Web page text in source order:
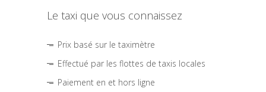
Le taxi que vous connaissez
Prix basé sur le taximètre
Effectué par les flottes de taxis locales
Paiement en et hors ligne